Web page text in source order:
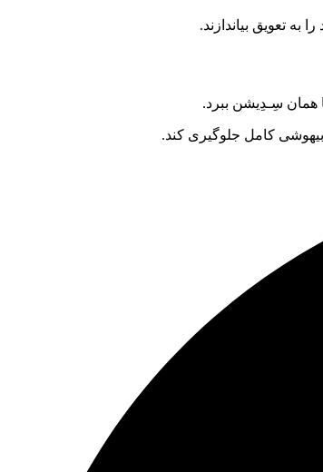
تعویق بیاندازند.
همان سِـدِیشن ببرد.
کامل جلوگیری کند.